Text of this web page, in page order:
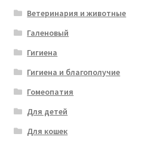
Ветеринария и животные
Галеновый
Гигиена
Гигиена и благополучие
Гомеопатия
Для детей
Для кошек